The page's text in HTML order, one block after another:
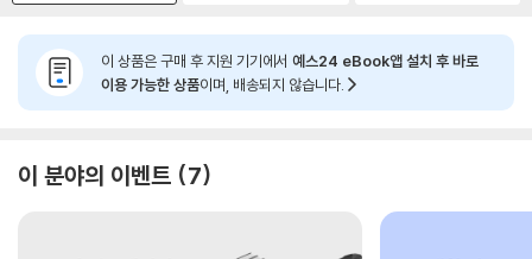
이 상품은 구매 후 지원 기기에서 예스24 eBook앱 설치 후 바로
이용 가능한 상품이며, 배송되지 않습니다.
이 분야의 이벤트 7